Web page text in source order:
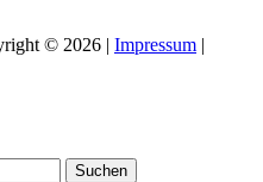
© 2026 | Impressum |
Suchen